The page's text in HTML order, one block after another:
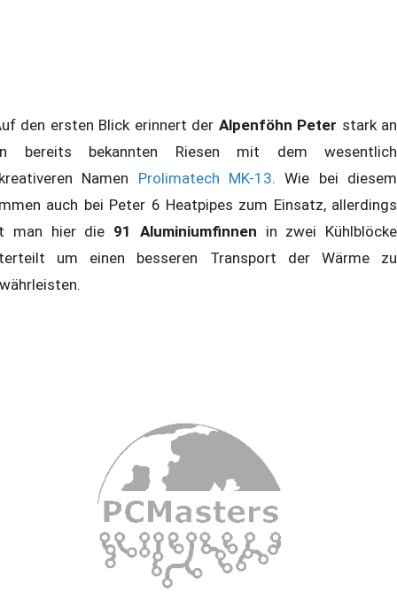
den ersten Blick erinnert der Alpenföhn Peter stark an
bereits bekannten Riesen mit dem wesentlich
Namen Prolimatech MK-13. Wie bei diesem
auch bei Peter 6 Heatpipes zum Einsatz, allerdings
man hier die 91 Aluminiumfinnen in zwei Kühlblöcke
um einen besseren Transport der Wärme zu